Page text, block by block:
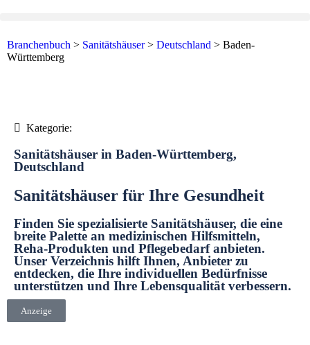
Branchenbuch > Sanitätshäuser> Deutschland > Baden-
Württemberg
Kategorie:
Sanitätshäuser in Baden-Württemberg,
Deutschland
Sanitätshäuser für Ihre Gesundheit
Finden Sie spezialisierte Sanitätshäuser, die eine
breite Palette an medizinischen Hilfsmitteln,
Reha-Produkten und Pflegebedarf anbieten.
Unser Verzeichnis hilft Ihnen, Anbieter zu
entdecken, die Ihre individuellen Bedürfnisse
unterstützen und Ihre Lebensqualität verbessern.
Anzeige